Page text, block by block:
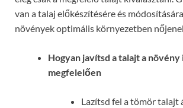
van a talaj előkészítésére és
növények optimális környezetben
Hogyan javítsd a talajt a
megfelelően
Lazítsd fel a tömör talajt